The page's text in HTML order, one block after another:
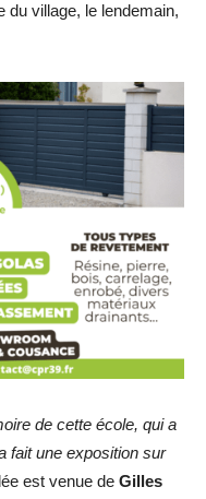
du village, le lendemain,
de cette école, qui a
fait une exposition sur
est venue de Gilles